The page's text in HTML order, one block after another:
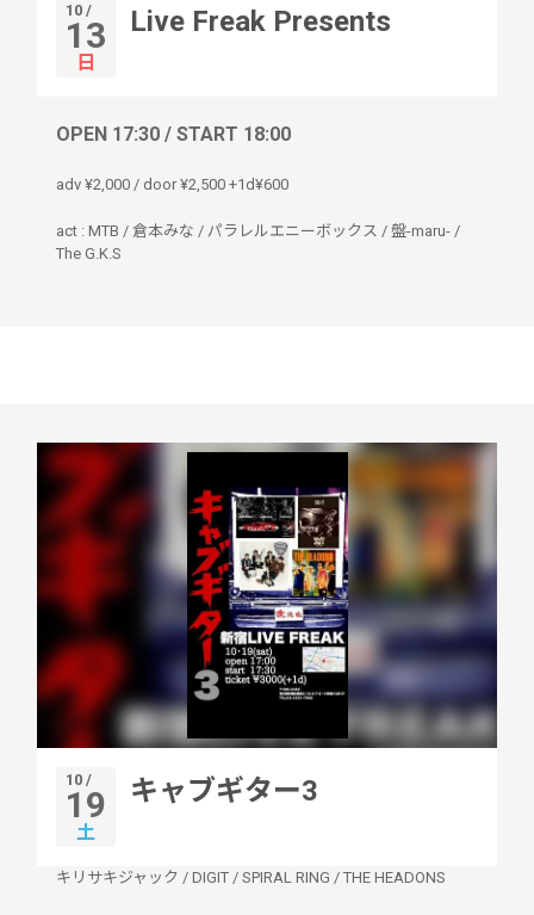
10 /
13
日
Live Freak Presents
OPEN 17:30 / START 18:00
adv ¥2,000 / door ¥2,500 +1d¥600
act : MTB / 倉本みな / パラレルエニーボックス / 盤-maru- /
The G.K.S
10 /
19
土
キャブギター3
キリサキジャック / DIGIT / SPIRAL RING / THE HEADONS